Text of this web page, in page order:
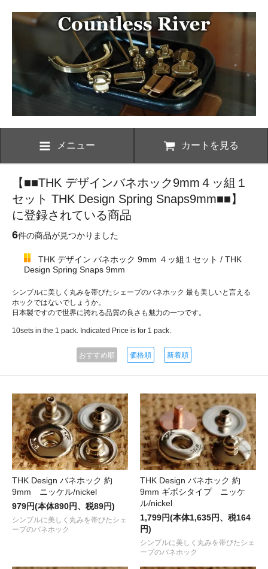
メニュー カートを見る
【■■THK デザインバネホック9mm４ッ組１
セット THK Design Spring Snaps9mm■■】
に登録されている商品
6件の商品が見つかりました
THK デザイン バネホック 9mm ４ッ組１セット / THK
Design Spring Snaps 9mm
シンプルに美しく丸みを帯びたシェープのバネホック 最も美しいと言える
ホックではないでしょうか。
日本製ですので世界に誇れる品質の良さも魅力の一つです。
10sets in the 1 pack. Indicated Price is for 1 pack.
おすすめ順 価格順 新着順
THK Design バネホック 約
9mm ニッケル/nickel
979円(本体890円、税89円)
シンプルに美しく丸みを帯びたシェ
ープのバネホック
THK Design バネホック 約
9mm ギボシタイプ ニッケ
ル/nickel
1,799円(本体1,635円、税164
円)
シンプルに美しく丸みを帯びたシェ
ープのバネホック